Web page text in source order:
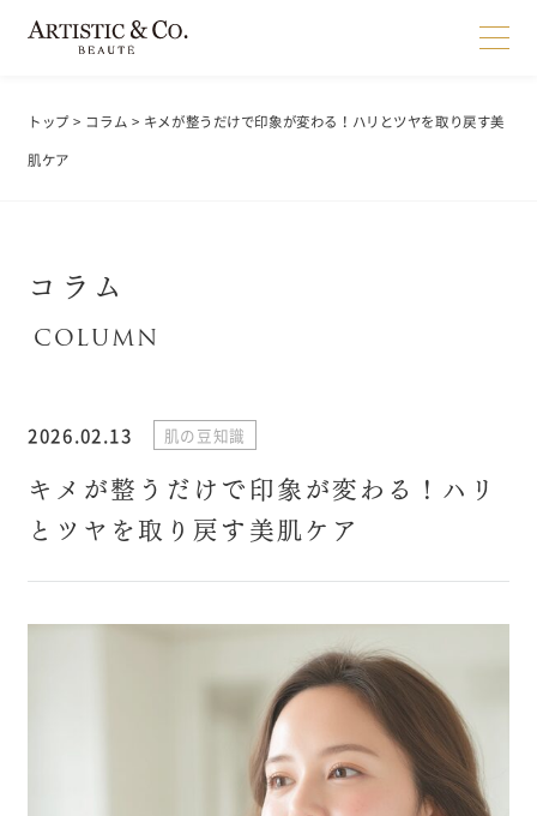
トップ> コラム > キメが整うだけで印象が変わる！ハリとツヤを取り戻す美
肌ケア
コラム
2026.02.13 肌の豆知識
キメが整うだけで印象が変わる！ハリ
とツヤを取り戻す美肌ケア